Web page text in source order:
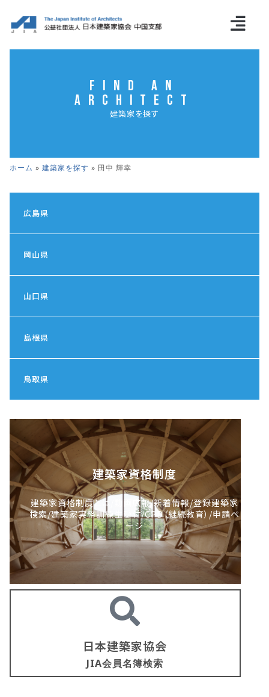
Find an
Architect
建築家を探す
ホーム » 建築家を探す » 田中 輝幸
広島県
岡山県
山口県
島根県
鳥取県
建築家資格制度
建築家資格制度とは/動画広報/新着情報/登録建築家
検索/建築家実務訓練生受付/CPD（継続教育）/申請ペ
ージ
日本建築家協会
JIA会員名簿検索